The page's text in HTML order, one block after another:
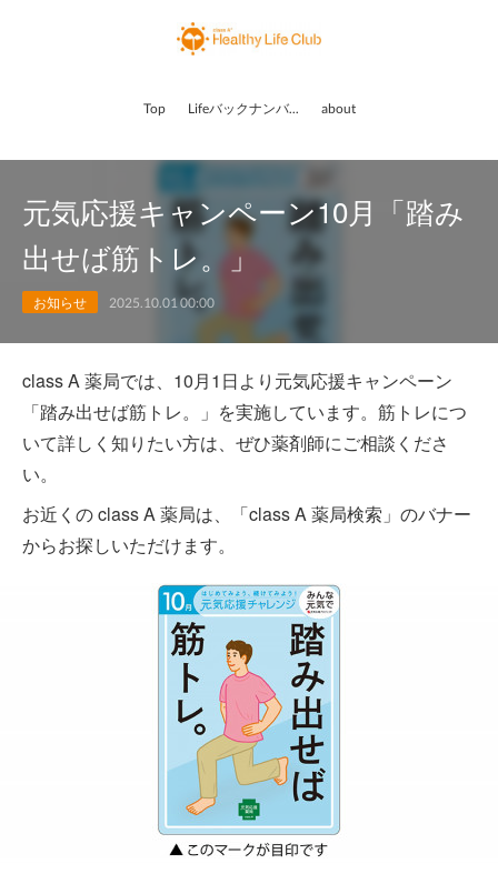
Top Lifeバックナンバー about
元気応援キャンペーン10月「踏み
出せば筋トレ。」
お知らせ 2025.10.01 00:00
class A 薬局では、10月1日より元気応援キャンペーン
「踏み出せば筋トレ。」を実施しています。筋トレにつ
いて詳しく知りたい方は、ぜひ薬剤師にご相談くださ
い。
お近くの class A 薬局は、「class A 薬局検索」のバナー
からお探しいただけます。